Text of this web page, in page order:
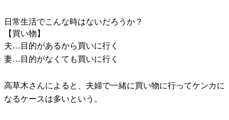
日常生活でこんな時はないだろうか？
【買い物】
夫…目的があるから買いに行く
妻…目的がなくても買いに行く
高草木さんによると、夫婦で一緒に買い物に行ってケンカに
なるケースは多いという。